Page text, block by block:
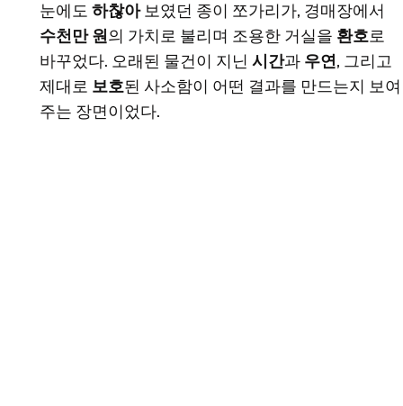
눈에도 하찮아보였던 종이 쪼가리가, 경매장에서
수천만 원의 가치로 불리며 조용한 거실을 환호로
바꾸었다. 오래된 물건이 지닌 시간과 우연, 그리고
제대로 보호된 사소함이 어떤 결과를 만드는지 보여
주는 장면이었다.